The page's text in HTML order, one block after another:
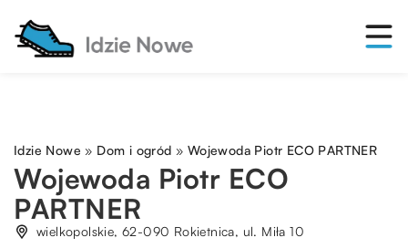
Idzie Nowe » Dom i ogród » Wojewoda Piotr ECO PARTNER
Wojewoda Piotr ECO
PARTNER
wielkopolskie, 62-090 Rokietnica, ul. Miła 10